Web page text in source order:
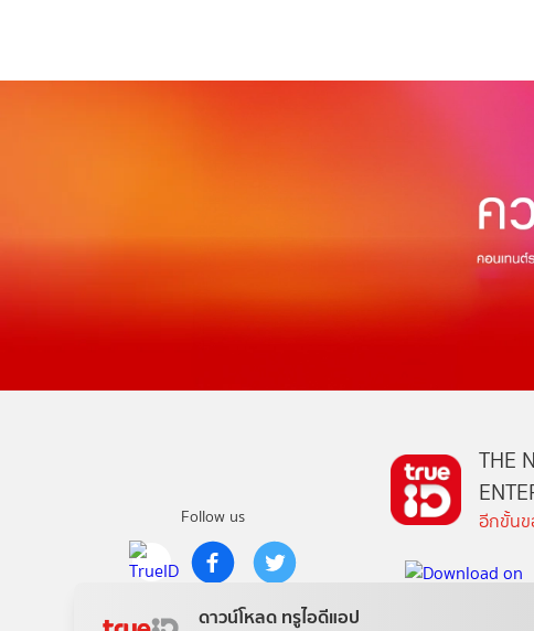
ดาวน์โหลด ทรูไอดีแอป
Follow us
Copyright © True Digital Group Company Limited.
All rights reserved
THE
อีกขั้นข